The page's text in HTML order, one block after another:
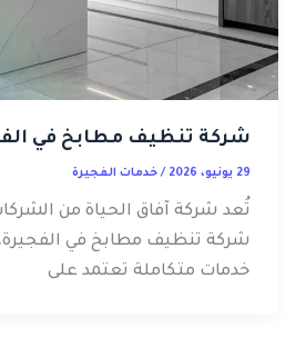
شركة تنظيف مطابخ في
29 يونيو، 2026 /خدمات الفجيرة
تُعد شركة آفاق الحياة من
شركة تنظيف مطابخ في
خدمات متكاملة تعتمد على